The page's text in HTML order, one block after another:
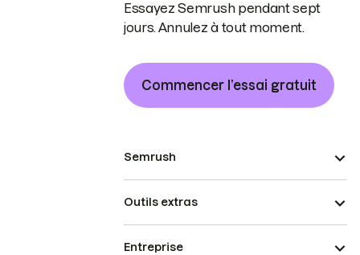
Essayez Semrush pendant sept
jours. Annulez à tout moment.
Commencer l’essai gratuit
Semrush
Outils extras
Entreprise